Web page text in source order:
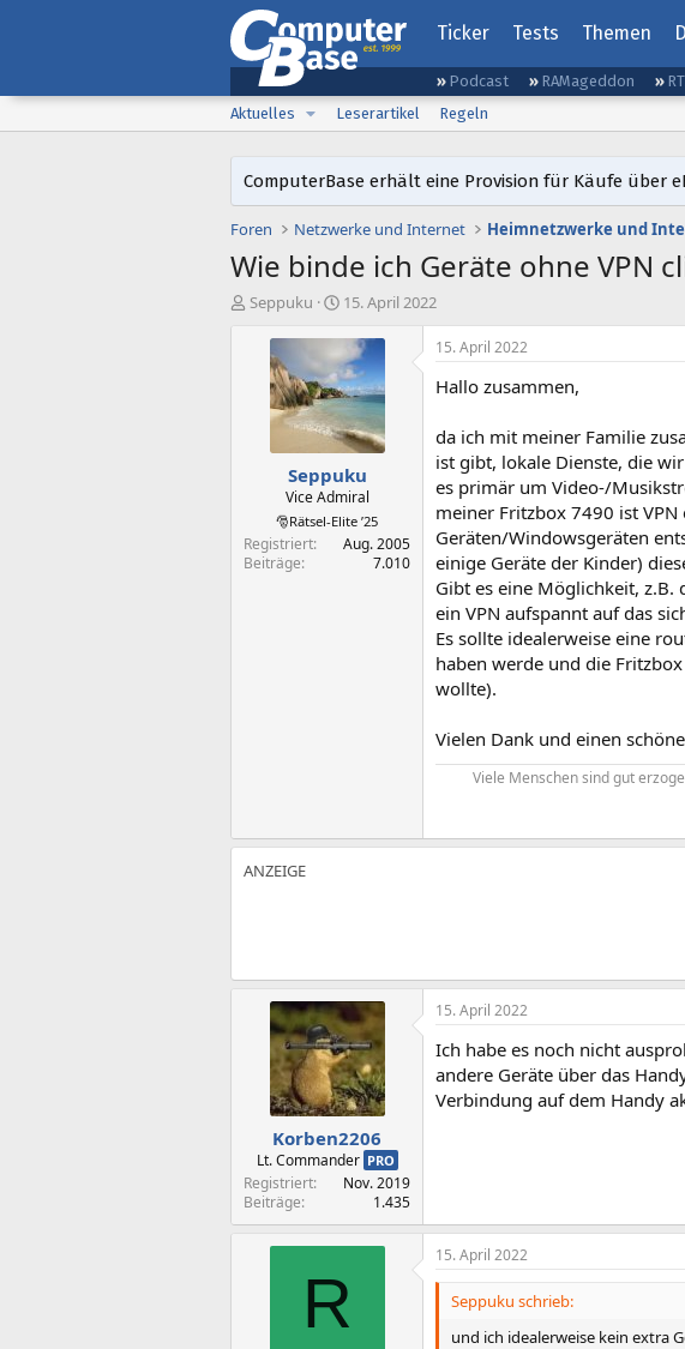
Ticker Tests Themen
Podcast RAMageddon
Aktuelles
Leserartikel Regeln
ComputerBase erhält eine Provision für Käufe über
Foren Netzwerke und Internet Heimnetzwerke und
Wie binde ich Geräte ohne VPN
E
Seppuku
E
s
t
e
l
l
t
a
m
15. April 2022
Seppuku
Vice Admiral
🎅Rätsel-Elite ’25
Registriert
Aug. 2005
Beiträge
7.010
15. April 2022
Hallo zusammen,
da ich mit meiner Familie
ist gibt, lokale Dienste, die
es primär um Video-/
meiner Fritzbox 7490 ist
Geräten/Windowsgeräten
einige Geräte der Kinder)
Gibt es eine Möglichkeit,
ein VPN aufspannt auf das
Es sollte idealerweise eine
haben werde und die
wollte).
Vielen Dank und einen
Viele Menschen sind gut
Korben2206
Lt. Commander PRO
Registriert
Nov. 2019
Beiträge
1.435
15. April 2022
Ich habe es noch nicht
andere Geräte über das
Verbindung auf dem Handy
R
15. April 2022
Seppuku schrieb:
und ich idealerweise kein extra